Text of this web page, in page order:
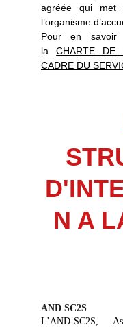
agréée qui met
l’organisme
Pour en savoir
laCHARTE DE
CADRE DU
N A
AND SC2S
L’AND-SC2S,